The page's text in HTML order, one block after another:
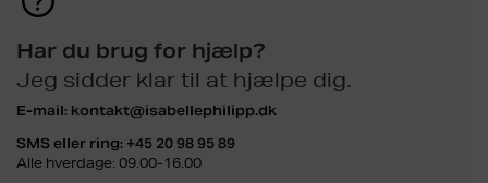
Har du brug for hjælp?
Jeg sidder klar til at hjælpe dig.
E-mail: kontakt@isabellephilipp.dk
SMS eller ring: +45 20 98 95 89
Alle hverdage: 09.00-16.00